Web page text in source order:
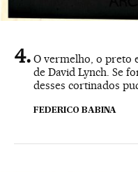
O vermelho, o preto
de David Lynch. Se
desses cortinados
FEDERICO BABINA